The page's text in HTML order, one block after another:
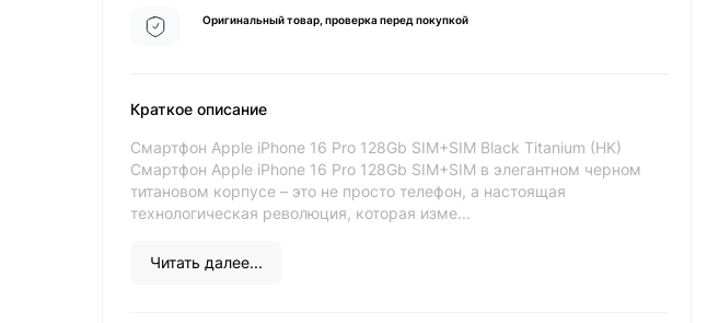
Оригинальный товар, проверка перед покупкой
Краткое описание
Смартфон Apple iPhone 16 Pro 128Gb SIM+SIM Black Titanium (HK)
Смартфон Apple iPhone 16 Pro 128Gb SIM+SIM в элегантном черном
титановом корпусе – это не просто телефон, а настоящая
технологическая революция, которая изме...
Читать далее...